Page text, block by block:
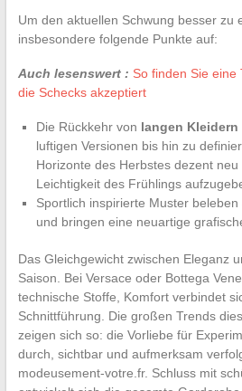
Um den aktuellen Schwung besser zu
insbesondere folgende Punkte auf:
Auch lesenswert : So finden Sie eine
die Schecks akzeptiert
Die Rückkehr von langen Kleidern
luftigen Versionen bis hin zu
Horizonte des Herbstes dezent
Leichtigkeit des Frühlings
Sportlich inspirierte Muster
und bringen eine neuartige
Das Gleichgewicht zwischen Eleganz
Saison. Bei Versace oder Bottega
technische Stoffe, Komfort verbindet
Schnittführung. Die großen Trends
zeigen sich so: die Vorliebe für
durch, sichtbar und aufmerksam
modeusement-votre.fr. Schluss mit